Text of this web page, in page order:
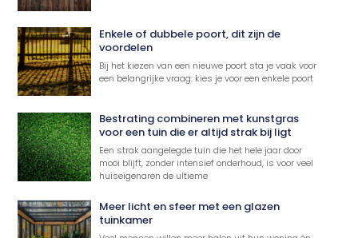
Enkele of dubbele poort, dit zijn de
voordelen
Bij het kiezen van een nieuwe poort sta je vaak voor
een belangrijke vraag: kies je voor een enkele poort
Bestrating combineren met kunstgras
voor een tuin die er altijd strak bij ligt
Een strak aangelegde tuin die het hele jaar door
mooi blijft, zonder intensief onderhoud, is voor veel
huiseigenaren de ultieme
Meer licht en sfeer met een glazen
tuinkamer